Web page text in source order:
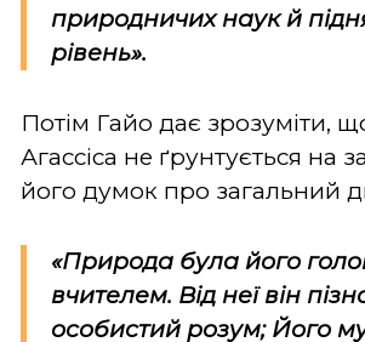
природничих наук й
рівень».
Потім Гайо дає зрозуміти,
Агассіса не ґрунтується на
його думок про загальний
«Природа була його
вчителем. Від неї він
особистий розум; Його